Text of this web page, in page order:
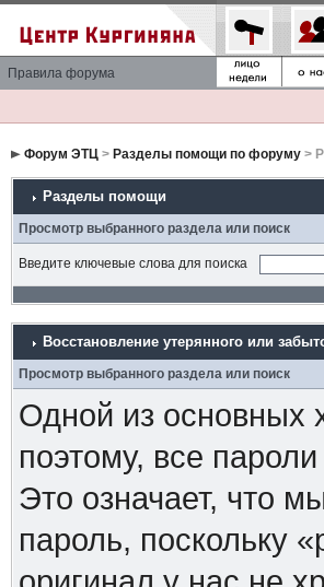
Правила форума
Форум ЭТЦ> Разделы помощи по форуму>
Разделы помощи
Просмотр выбранного раздела или поиск
Введите ключевые слова для поиска
Восстановление утерянного или
Просмотр выбранного раздела или поиск
Одной из основных
поэтому, все
Это означает, что
пароль, поскольку